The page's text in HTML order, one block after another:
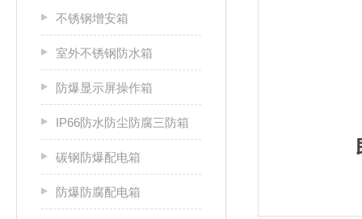
不锈钢增安箱
室外不锈钢防水箱
防爆显示屏操作箱
IP66防水防尘防腐三防箱
碳钢防爆配电箱
防爆防腐配电箱